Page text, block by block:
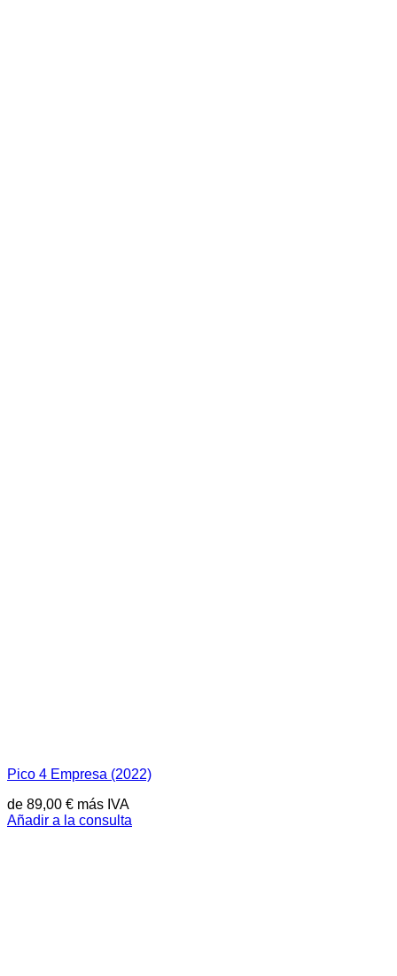
Pico 4 Empresa (2022)
de 89,00 € más IVA
Añadir a la consulta